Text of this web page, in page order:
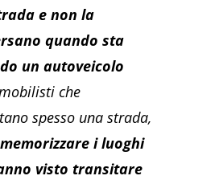
e non la
quando sta
un autoveicolo
che
spesso una strada,
memorizzare i luoghi
visto transitare